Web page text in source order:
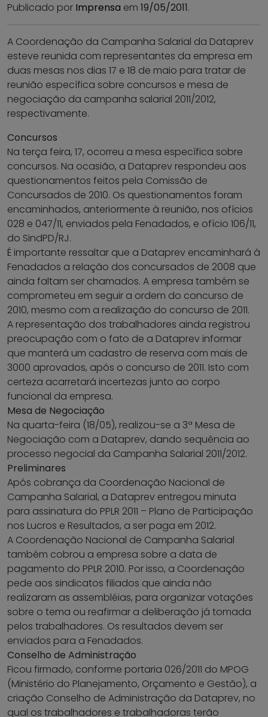
Publicado por Imprensa em 19/05/2011.
A Coordenação da Campanha Salarial da Dataprev
esteve reunida com representantes da empresa em
duas mesas nos dias 17 e 18 de maio para tratar de
reunião específica sobre concursos e mesa de
negociação da campanha salarial 2011/2012,
respectivamente.
Concursos
Na terça feira, 17, ocorreu a mesa específica sobre
concursos. Na ocasião, a Dataprev respondeu aos
questionamentos feitos pela Comissão de
Concursados de 2010. Os questionamentos foram
encaminhados, anteriormente à reunião, nos ofícios
028 e 047/11, enviados pela Fenadados, e ofício 106/11,
do SindPD/RJ.
É importante ressaltar que a Dataprev encaminhará à
Fenadados a relação dos concursados de 2008 que
ainda faltam ser chamados. A empresa também se
comprometeu em seguir a ordem do concurso de
2010, mesmo com a realização do concurso de 2011.
A representação dos trabalhadores ainda registrou
preocupação com o fato de a Dataprev informar
que manterá um cadastro de reserva com mais de
3000 aprovados, após o concurso de 2011. Isto com
certeza acarretará incertezas junto ao corpo
funcional da empresa.
Mesa de Negociação
Na quarta-feira (18/05), realizou-se a 3ª Mesa de
Negociação com a Dataprev, dando sequência ao
processo negocial da Campanha Salarial 2011/2012.
Preliminares
Após cobrança da Coordenação Nacional de
Campanha Salarial, a Dataprev entregou minuta
para assinatura do PPLR 2011 – Plano de Participação
nos Lucros e Resultados, a ser paga em 2012.
A Coordenação Nacional de Campanha Salarial
também cobrou a empresa sobre a data de
pagamento do PPLR 2010. Por isso, a Coordenação
pede aos sindicatos filiados que ainda não
realizaram as assembléias, para organizar votações
sobre o tema ou reafirmar a deliberação já tomada
pelos trabalhadores. Os resultados devem ser
enviados para a Fenadados.
Conselho de Administração
Ficou firmado, conforme portaria 026/2011 do MPOG
(Ministério do Planejamento, Orçamento e Gestão), a
criação Conselho de Administração da Dataprev, no
qual os trabalhadores e trabalhadoras terão